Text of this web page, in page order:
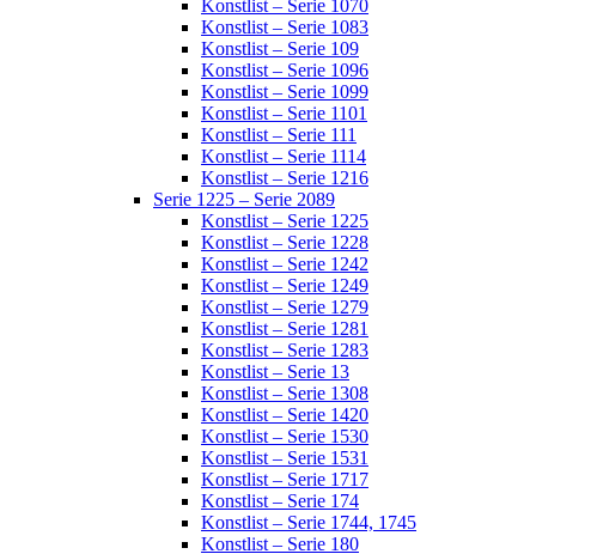
Konstlist – Serie 1070
Konstlist – Serie 1083
Konstlist – Serie 109
Konstlist – Serie 1096
Konstlist – Serie 1099
Konstlist – Serie 1101
Konstlist – Serie 111
Konstlist – Serie 1114
Konstlist – Serie 1216
Serie 1225 – Serie 2089
Konstlist – Serie 1225
Konstlist – Serie 1228
Konstlist – Serie 1242
Konstlist – Serie 1249
Konstlist – Serie 1279
Konstlist – Serie 1281
Konstlist – Serie 1283
Konstlist – Serie 13
Konstlist – Serie 1308
Konstlist – Serie 1420
Konstlist – Serie 1530
Konstlist – Serie 1531
Konstlist – Serie 1717
Konstlist – Serie 174
Konstlist – Serie 1744, 1745
Konstlist – Serie 180